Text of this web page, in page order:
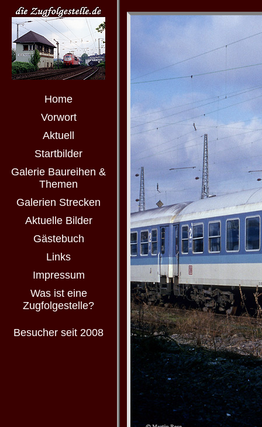
Home
Vorwort
Aktuell
Startbilder
Galerie Baureihen &
Themen
Galerien Strecken
Aktuelle Bilder
Gästebuch
Links
Impressum
Was ist eine
Zugfolgestelle?
Besucher seit 2008